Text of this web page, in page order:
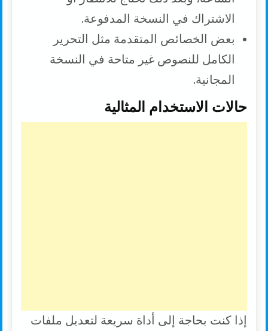
الاشتراك في النسخة المدفوعة.
بعض الخصائص المتقدمة مثل التحرير
الكامل للنصوص غير متاحة في النسخة
المجانية.
حالات الاستخدام المثالية
إذا كنت بحاجة إلى أداة سريعة لتعديل ملفات